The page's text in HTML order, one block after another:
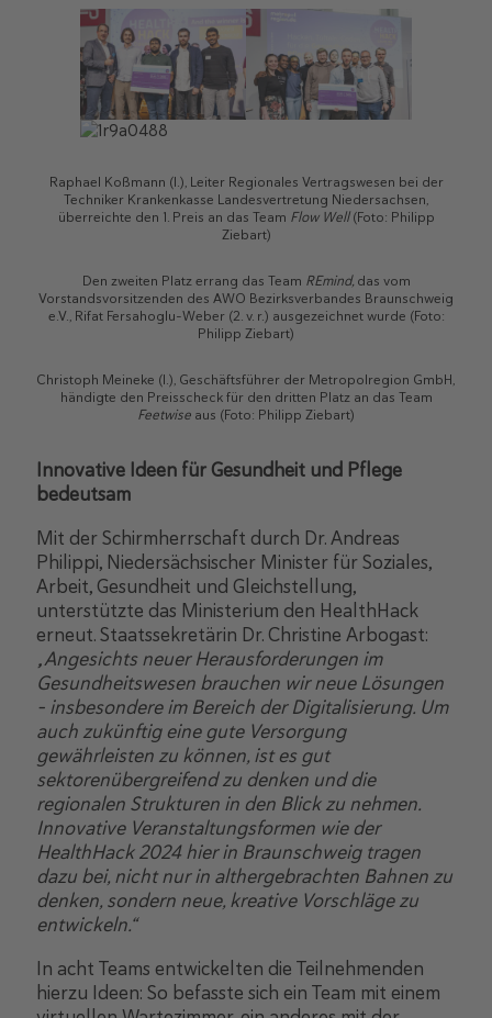
Raphael Koßmann (l.), Leiter Regionales Vertragswesen bei der
Techniker Krankenkasse Landesvertretung Niedersachsen,
überreichte den 1. Preis an das Team Flow Well(Foto: Philipp
Ziebart)
Den zweiten Platz errang das Team REmind, das vom
Vorstandsvorsitzenden des AWO Bezirksverbandes Braunschweig
e.V., Rifat Fersahoglu-Weber (2. v. r.) ausgezeichnet wurde (Foto:
Philipp Ziebart)
Christoph Meineke (l.), Geschäftsführer der Metropolregion GmbH,
händigte den Preisscheck für den dritten Platz an das Team
Feetwise aus (Foto: Philipp Ziebart)
Innovative Ideen für Gesundheit und Pflege
bedeutsam
Mit der Schirmherrschaft durch Dr. Andreas
Philippi, Niedersächsischer Minister für Soziales,
Arbeit, Gesundheit und Gleichstellung,
unterstützte das Ministerium den HealthHack
erneut. Staatssekretärin Dr. Christine Arbogast:
„Angesichts neuer Herausforderungen im
Gesundheitswesen brauchen wir neue Lösungen
- insbesondere im Bereich der Digitalisierung. Um
auch zukünftig eine gute Versorgung
gewährleisten zu können, ist es gut
sektorenübergreifend zu denken und die
regionalen Strukturen in den Blick zu nehmen.
Innovative Veranstaltungsformen wie der
HealthHack 2024 hier in Braunschweig tragen
dazu bei, nicht nur in althergebrachten Bahnen zu
denken, sondern neue, kreative Vorschläge zu
entwickeln.“
In acht Teams entwickelten die Teilnehmenden
hierzu Ideen: So befasste sich ein Team mit einem